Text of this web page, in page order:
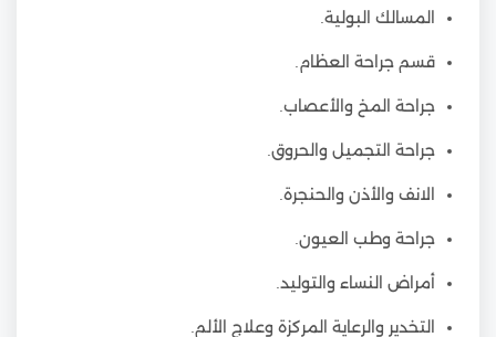
المسالك البولية.
قسم جراحة العظام.
جراحة المخ والأعصاب.
جراحة التجميل والحروق.
الانف والأذن والحنجرة.
جراحة وطب العيون.
أمراض النساء والتوليد.
التخدير والرعاية المركزة وعلاج الألم.